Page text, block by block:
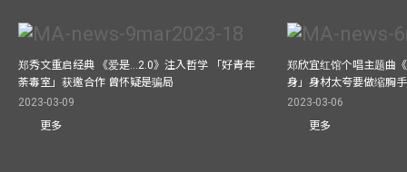
郑秀文重启经典 《爱是...2.0》注入哲学 「好青年
荼毒室」获邀合作 曾怀疑是骗局
2023-03-09
更多
郑欣宜红馆个唱主题曲
身」身材太夸要做缩胸
2023-03-06
更多